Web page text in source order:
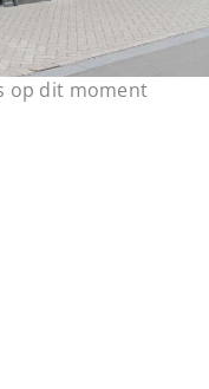
op dit moment